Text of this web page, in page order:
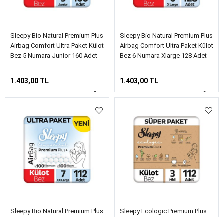
Sleepy Bio Natural Premium Plus
Airbag Comfort Ultra Paket Külot
Bez 5 Numara Junior 160 Adet
1.403,00 TL
Sleepy Bio Natural Premium Plus
Airbag Comfort Ultra Paket Külot
Bez 6 Numara Xlarge 128 Adet
1.403,00 TL
Sleepy Bio Natural Premium Plus
Sleepy Ecologic Premium Plus